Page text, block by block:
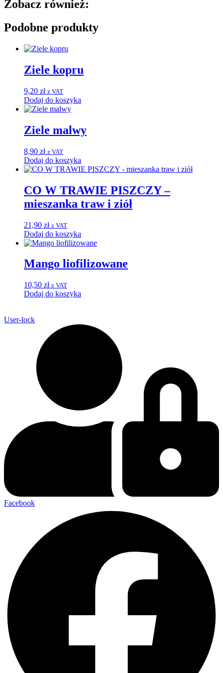
Zobacz również:
Podobne produkty
Ziele kopru
9,20 zł z VAT
Dodaj do koszyka
Ziele malwy
8,90 zł z VAT
Dodaj do koszyka
CO W TRAWIE PISZCZY –
mieszanka traw i ziół
21,90 zł z VAT
Dodaj do koszyka
Mango liofilizowane
10,50 zł z VAT
Dodaj do koszyka
User-lock
Facebook